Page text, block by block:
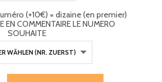
(+10€) = dizaine (en premier)
EN COMMENTAIRE LE NUMERO
SOUHAITE